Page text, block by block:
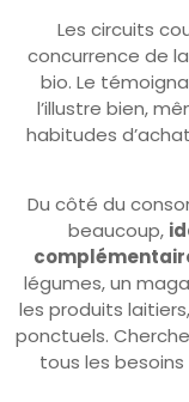
Les circuits
concurrence de
bio. Le
l’illustre bien,
habitudes
Du côté du
beaucoup,
légumes, un
les produits
ponctuels.
tous les